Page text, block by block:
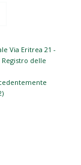
Via Eritrea 21 -
delle